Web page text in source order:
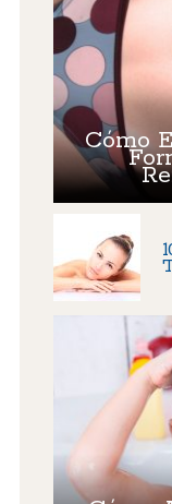
Cómo